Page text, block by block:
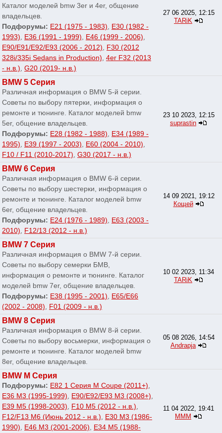
Каталог моделей bmw 3er и 4er, общение
владельцев.
Подфорумы: E21 (1975 - 1983), E30 (1982 -
1993), E36 (1991 - 1999), E46 (1999 - 2006),
E90/E91/E92/E93 (2006 - 2012), F30 (2012
328i/335i Sedans in Production), 4er F32 (2013
- н.в.), G20 (2019- н.в.)
27 06 2025, 12:15
TARiK
BMW 5 Серия
Различная информация о BMW 5-й серии.
Советы по выбору пятерки, информация о
ремонте и тюнинге. Каталог моделей bmw
5er, общение владельцев.
Подфорумы: E28 (1982 - 1988), E34 (1989 -
1995), E39 (1997 - 2003), E60 (2004 - 2010),
F10 / F11 (2010-2017), G30 (2017 - н.в.)
23 10 2023, 12:15
suprastin
BMW 6 Серия
Различная информация о BMW 6-й серии.
Советы по выбору шестерки, информация о
ремонте и тюнинге. Каталог моделей bmw
6er, общение владельцев.
Подфорумы: E24 (1976 - 1989), E63 (2003 -
2010), F12/13 (2012 - н.в.)
14 09 2021, 19:12
Кощей
BMW 7 Серия
Различная информация о BMW 7-й серии.
Советы по выбору семерки БМВ,
информация о ремонте и тюнинге. Каталог
моделей bmw 7er, общение владельцев.
Подфорумы: E38 (1995 - 2001), E65/E66
(2002 - 2008), F01 (2009 - н.в.)
10 02 2023, 11:34
TARiK
BMW 8 Серия
Различная информация о BMW 8-й серии.
Советы по выбору восьмерки, информация о
ремонте и тюнинге. Каталог моделей bmw
8er, общение владельцев.
05 08 2026, 14:54
Andrapja
BMW M Серия
Подфорумы: E82 1 Серия M Coupe (2011+),
E36 M3 (1995-1999), E90/E92/E93 M3 (2008+),
E39 M5 (1998-2003), F10 M5 (2012 - н.в.),
F12/F13 M6 (Июнь 2012 - н.в.), E30 M3 (1986-
1990), E46 M3 (2001-2006), E34 M5 (1988-
11 04 2022, 19:41
МММ